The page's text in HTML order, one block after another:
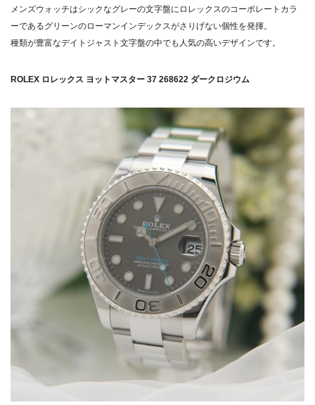
メンズウォッチはシックなグレーの文字盤にロレックスのコーポレートカラ
ーであるグリーンのローマンインデックスがさりげない個性を発揮。
種類が豊富なデイトジャスト文字盤の中でも人気の高いデザインです。
ROLEX ロレックス ヨットマスター 37 268622 ダークロジウム